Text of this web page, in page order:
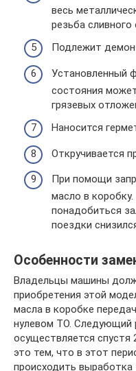
весь
резьба
Подлежит
Установленный
состояния
грязевых
Наносится
Откручивается
При помощи
масло в
понадобиться
поездки
Особенности
Владельцы машины
приобретения этой
масла в коробке
нулевом ТО. Следующий
осуществляется спустя
это тем, что в этот
происходить